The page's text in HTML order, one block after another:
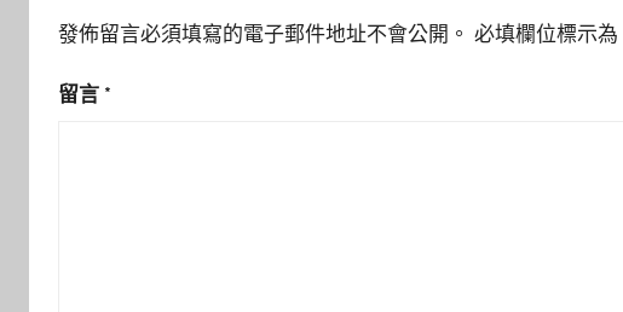
發佈留言必須填寫的電子郵件地址不會公開。 必填欄位標示為
留言 *